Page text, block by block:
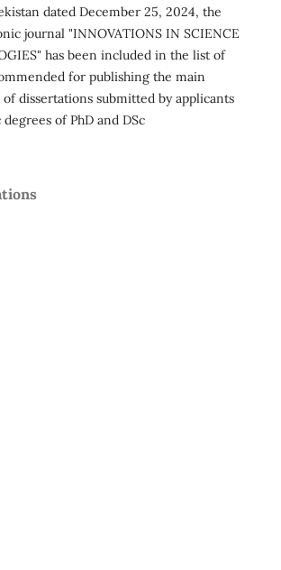
dated December 25, 2024, the
journal "INNOVATIONS IN SCIENCE
has been included in the list of
for publishing the main
dissertations submitted by applicants
of PhD and DSc